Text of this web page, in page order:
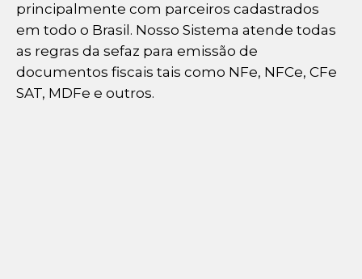
principalmente com parceiros cadastrados
em todo o Brasil. Nosso Sistema atende todas
as regras da sefaz para emissão de
documentos fiscais tais como NFe, NFCe, CFe
SAT, MDFe e outros.